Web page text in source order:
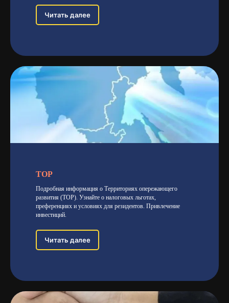
Читать далее
ТОР
Подробная информация о Территориях опережающего
развития (ТОР). Узнайте о налоговых льготах,
преференциях и условиях для резидентов. Привлечение
инвестиций.
Читать далее